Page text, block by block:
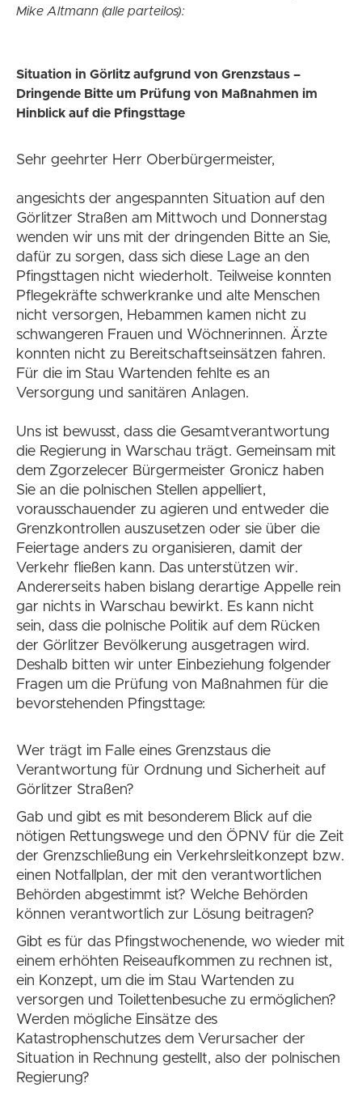
Mike Altmann (alle parteilos):
Situation in Görlitz aufgrund von Grenzstaus –
Dringende Bitte um Prüfung von Maßnahmen im
Hinblick auf die Pfingsttage
Sehr geehrter Herr Oberbürgermeister,
angesichts der angespannten Situation auf den
Görlitzer Straßen am Mittwoch und Donnerstag
wenden wir uns mit der dringenden Bitte an Sie,
dafür zu sorgen, dass sich diese Lage an den
Pfingsttagen nicht wiederholt. Teilweise konnten
Pflegekräfte schwerkranke und alte Menschen
nicht versorgen, Hebammen kamen nicht zu
schwangeren Frauen und Wöchnerinnen. Ärzte
konnten nicht zu Bereitschaftseinsätzen fahren.
Für die im Stau Wartenden fehlte es an
Versorgung und sanitären Anlagen.
Uns ist bewusst, dass die Gesamtverantwortung
die Regierung in Warschau trägt. Gemeinsam mit
dem Zgorzelecer Bürgermeister Gronicz haben
Sie an die polnischen Stellen appelliert,
vorausschauender zu agieren und entweder die
Grenzkontrollen auszusetzen oder sie über die
Feiertage anders zu organisieren, damit der
Verkehr fließen kann. Das unterstützen wir.
Andererseits haben bislang derartige Appelle rein
gar nichts in Warschau bewirkt. Es kann nicht
sein, dass die polnische Politik auf dem Rücken
der Görlitzer Bevölkerung ausgetragen wird.
Deshalb bitten wir unter Einbeziehung folgender
Fragen um die Prüfung von Maßnahmen für die
bevorstehenden Pfingsttage:
Wer trägt im Falle eines Grenzstaus die
Verantwortung für Ordnung und Sicherheit auf
Görlitzer Straßen?
Gab und gibt es mit besonderem Blick auf die
nötigen Rettungswege und den ÖPNV für die Zeit
der Grenzschließung ein Verkehrsleitkonzept bzw.
einen Notfallplan, der mit den verantwortlichen
Behörden abgestimmt ist? Welche Behörden
können verantwortlich zur Lösung beitragen?
Gibt es für das Pfingstwochenende, wo wieder mit
einem erhöhten Reiseaufkommen zu rechnen ist,
ein Konzept, um die im Stau Wartenden zu
versorgen und Toilettenbesuche zu ermöglichen?
Werden mögliche Einsätze des
Katastrophenschutzes dem Verursacher der
Situation in Rechnung gestellt, also der polnischen
Regierung?